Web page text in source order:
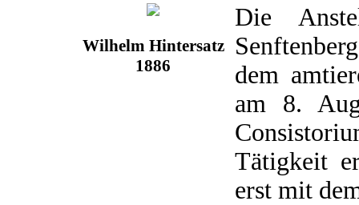
Wilhelm Hintersatz
1886
Die
dem
am 8.
Tätigkeit
erst mit